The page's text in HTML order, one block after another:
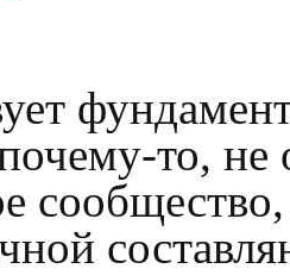
то, не